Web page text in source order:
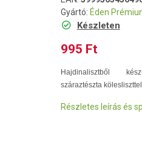
Gyártó: Éden
Készleten
995 Ft
Hajdinalisztből
száraztészta
Részletes leírás és